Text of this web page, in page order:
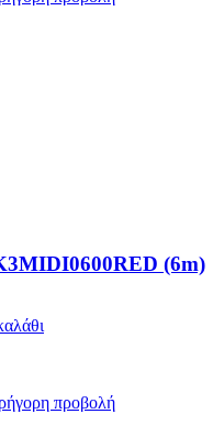
(6m)
προβολή